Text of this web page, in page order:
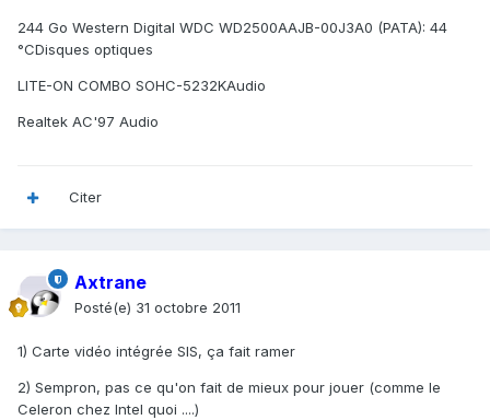
244 Go Western Digital WDC WD2500AAJB-00J3A0 (PATA): 44
°CDisques optiques
LITE-ON COMBO SOHC-5232KAudio
Realtek AC'97 Audio
Citer
Axtrane
Posté(e) 31 octobre 2011
1) Carte vidéo intégrée SIS, ça fait ramer
2) Sempron, pas ce qu'on fait de mieux pour jouer (comme le
Celeron chez Intel quoi ....)